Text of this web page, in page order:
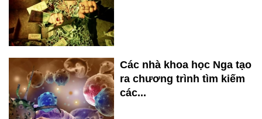
Các nhà khoa học Nga tạo
ra chương trình tìm kiếm
các...